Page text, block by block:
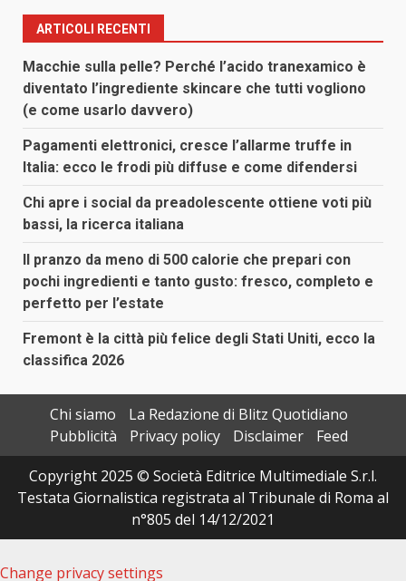
ARTICOLI RECENTI
Macchie sulla pelle? Perché l’acido tranexamico è
diventato l’ingrediente skincare che tutti vogliono
(e come usarlo davvero)
Pagamenti elettronici, cresce l’allarme truffe in
Italia: ecco le frodi più diffuse e come difendersi
Chi apre i social da preadolescente ottiene voti più
bassi, la ricerca italiana
Il pranzo da meno di 500 calorie che prepari con
pochi ingredienti e tanto gusto: fresco, completo e
perfetto per l’estate
Fremont è la città più felice degli Stati Uniti, ecco la
classifica 2026
Chi siamo
La Redazione di Blitz Quotidiano
Pubblicità
Privacy policy Disclaimer
Feed
Copyright 2025 © Società Editrice Multimediale S.r.l.
Testata Giornalistica registrata al Tribunale di Roma al
n°805 del 14/12/2021
Change privacy settings